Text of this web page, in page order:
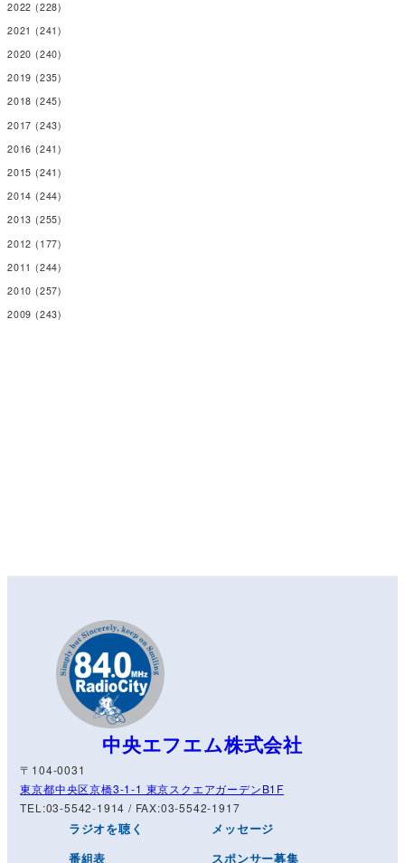
2022 (228)
2021 (241)
2020 (240)
2019 (235)
2018 (245)
2017 (243)
2016 (241)
2015 (241)
2014 (244)
2013 (255)
2012 (177)
2011 (244)
2010 (257)
2009 (243)
中央エフエム株式会社
〒104-0031
東京都中央区京橋3-1-1 東京スクエアガーデンB1F
TEL:03-5542-1914 / FAX:03-5542-1917
ラジオを聴く
番組表
メッセージ
スポンサー募集